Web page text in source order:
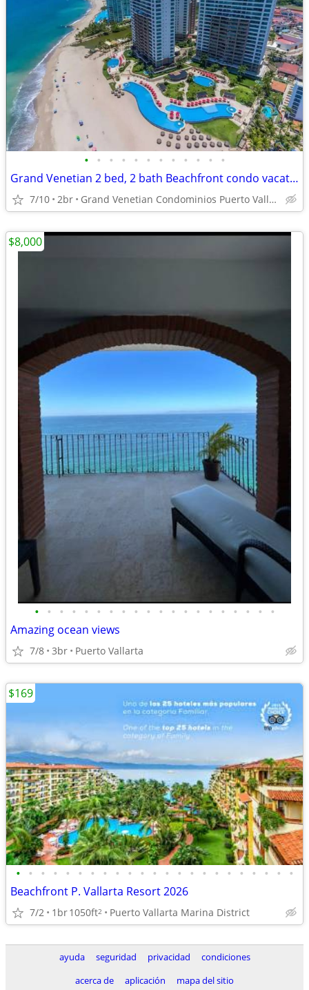
• • • • • • • • • • • •
Grand Venetian 2 bed, 2 bath Beachfront condo vacations and short term
7/10 2br Grand Venetian Condominios Puerto Vallarta Hotel Zone
• • • • • • • • • • • • • • • • • • • •
Amazing ocean views
7/8 3br Puerto Vallarta
$8,000
• • • • • • • • • • • • • • • • • • • • • • •
Beachfront P. Vallarta Resort 2026
7/2 1br1050ft2 Puerto Vallarta Marina District
$169
ayuda seguridad privacidad
condiciones
acerca de
aplicación mapa del sitio